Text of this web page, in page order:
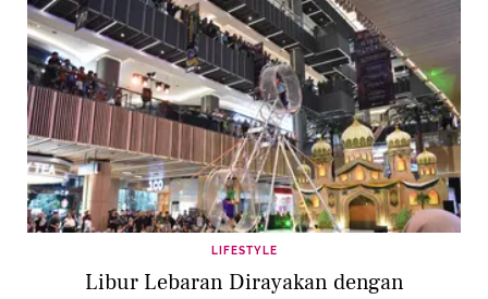
LIFESTYLE
Libur Lebaran Dirayakan dengan